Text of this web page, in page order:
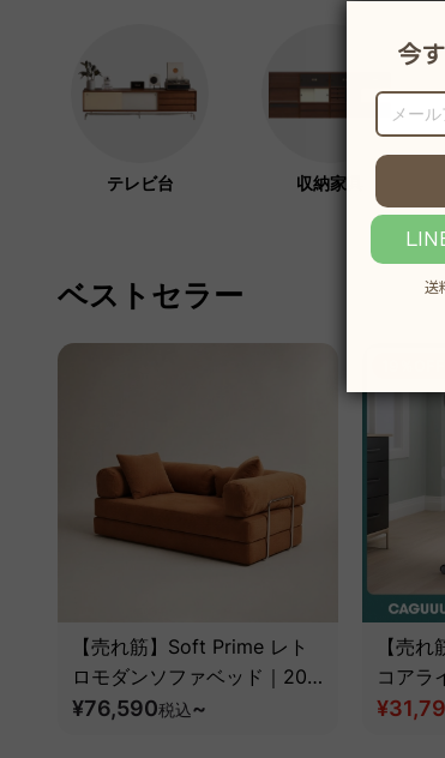
テレビ台 収納家具
ベストセラー
【売れ筋】Soft Prime レト
ロモダンソファベッド｜20
色以上から選べるコーデュロ
¥76,590税込~
【売
コアラ